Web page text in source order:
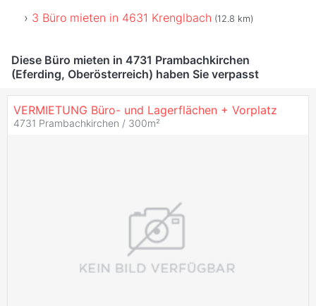
3 Büro mieten in 4631 Krenglbach (12.8 km)
Diese Büro mieten in 4731 Prambachkirchen
(Eferding, Oberösterreich) haben Sie verpasst
VERMIETUNG Büro- und Lagerflächen + Vorplatz
4731 Prambachkirchen / 300m²